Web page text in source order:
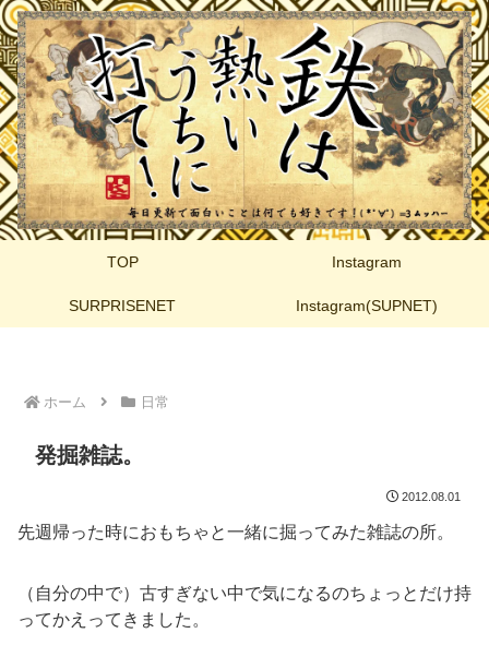
TOP Instagram
SURPRISENET Instagram(SUPNET)
ホーム 日常
発掘雑誌。
2012.08.01
先週帰った時におもちゃと一緒に掘ってみた雑誌の所。
（自分の中で）古すぎない中で気になるのちょっとだけ持
ってかえってきました。